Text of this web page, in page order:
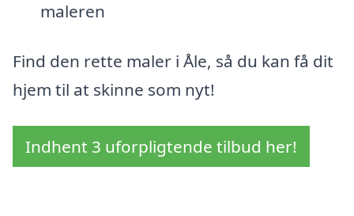
maleren
Find den rette maler i Åle, så du kan få dit
hjem til at skinne som nyt!
Indhent 3 uforpligtende tilbud her!